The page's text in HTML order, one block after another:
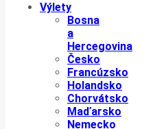
Výlety
Bosna
a
Hercegovina
Česko
Francúzsko
Holandsko
Chorvátsko
Maďarsko
Nemecko